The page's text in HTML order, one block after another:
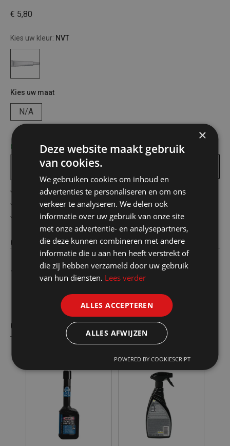
€ 5,80
Kies uw kleur: NVT
Kies uw maat
N/A
Op voorraad! bezorgd binnen 1 tot 2 werkdagen
Inwinkelmandje
Gratis verzending in België vanaf €75
Veilig online betalen
Advies op maat
Omschrijving
1 TUBE KRANENVET 7 ML HANGZAKJE
Gelijkaardige producten
×
Deze website maakt gebruik
van cookies.
We gebruiken cookies om inhoud en
advertenties te personaliseren en om ons
verkeer te analyseren. We delen ook
informatie over uw gebruik van onze site
met onze advertentie- en analysepartners,
die deze kunnen combineren met andere
informatie die u aan hen heeft verstrekt of
die zij hebben verzameld door uw gebruik
van hun diensten. Lees verder
ALLES ACCEPTEREN
ALLES AFWIJZEN
POWERED BY COOKIESCRIPT